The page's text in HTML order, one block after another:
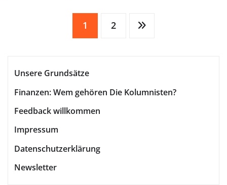
Seitennummerierung
Beiträge
1 2
Unsere Grundsätze
Finanzen: Wem gehören Die Kolumnisten?
Feedback willkommen
Impressum
Datenschutzerklärung
Newsletter